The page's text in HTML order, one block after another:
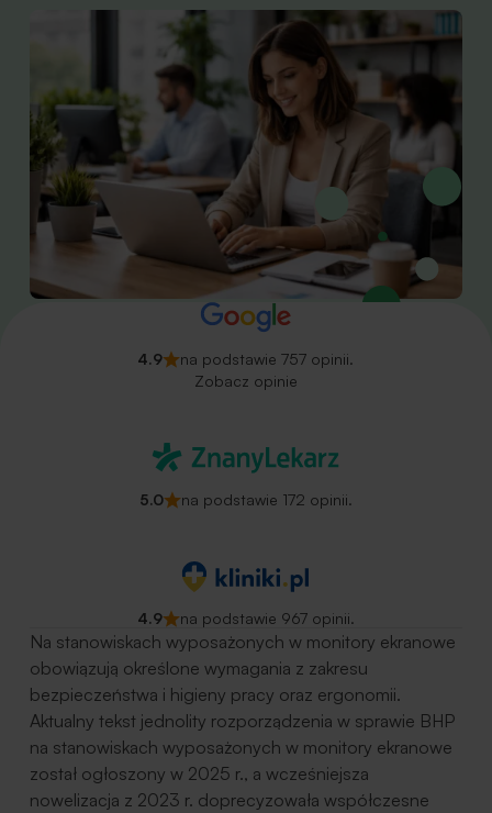
4.9
na podstawie 757 opinii.
Zobacz opinie
5.0 na podstawie 172 opinii.
4.9 na podstawie 967 opinii.
Na stanowiskach wyposażonych w monitory ekranowe
obowiązują określone wymagania z zakresu
bezpieczeństwa i higieny pracy oraz ergonomii.
Aktualny tekst jednolity rozporządzenia w sprawie BHP
na stanowiskach wyposażonych w monitory ekranowe
został ogłoszony w 2025 r., a wcześniejsza
nowelizacja z 2023 r. doprecyzowała współczesne